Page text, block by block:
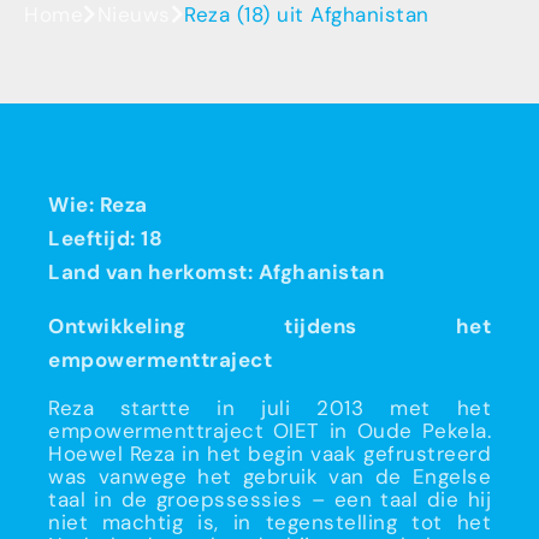
Reza (18) uit Afghanistan
Wie: Reza
Leeftijd: 18
Land van herkomst: Afghanistan
Ontwikkeling tijdens het
empowermenttraject
Reza startte in juli 2013 met het
empowermenttraject OIET in Oude Pekela.
Hoewel Reza in het begin vaak gefrustreerd
was vanwege het gebruik van de Engelse
taal in de groepssessies – een taal die hij
niet machtig is, in tegenstelling tot het